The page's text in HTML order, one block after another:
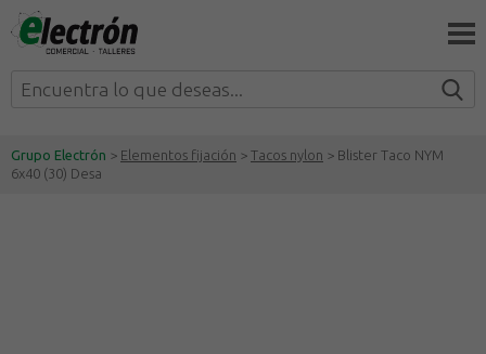
Grupo Electrón > Elementos fijación > Tacos nylon > Blister Taco NYM
6x40 (30) Desa